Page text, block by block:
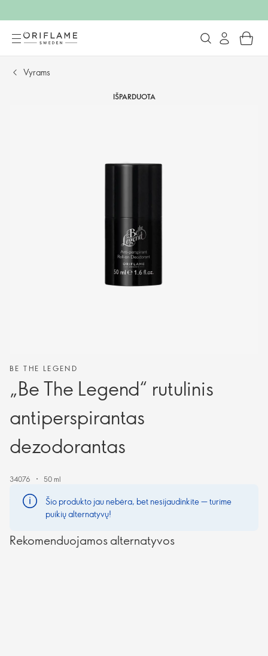
Vyrams
IŠPARDUOTA
BE THE LEGEND
„Be The Legend“ rutulinis
antiperspirantas
dezodorantas
34076 50 ml
Šio produkto jau nebėra, bet nesijaudinkite — turime
puikių alternatyvų!
Rekomenduojamos alternatyvos